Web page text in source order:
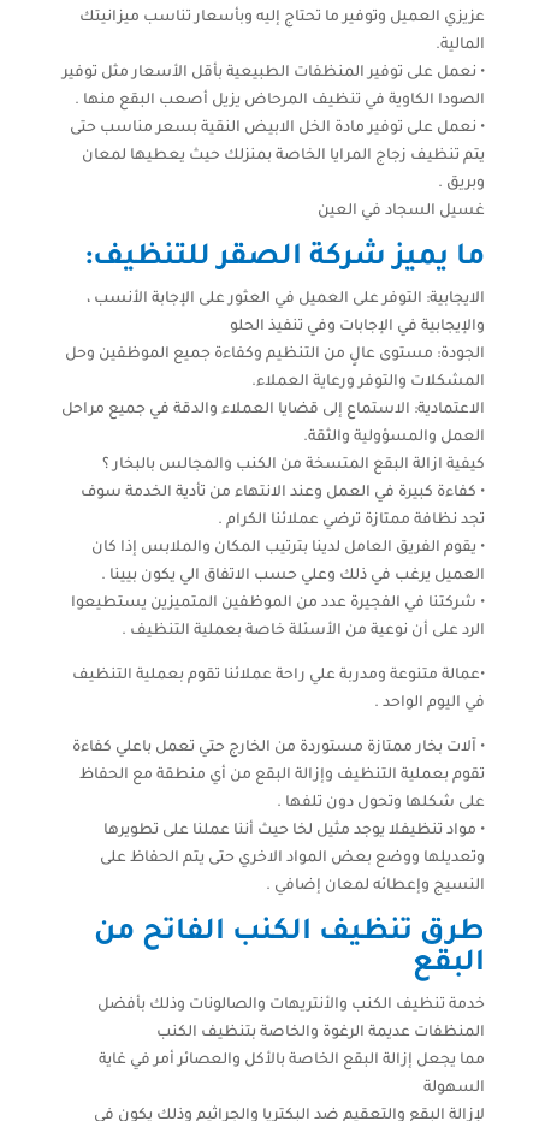
عزيزي العميل وتوفير ما تحتاج إليه وبأسعار تناسب ميزانيتك
المالية.
• نعمل على توفير المنظفات الطبيعية بأقل الأسعار مثل توفير
الصودا الكاوية في تنظيف المرحاض يزيل أصعب البقع منها .
• نعمل على توفير مادة الخل الابيض النقية بسعر مناسب حتى
يتم تنظيف زجاج المرايا الخاصة بمنزلك حيث يعطيها لمعان
وبريق .
غسيل السجاد في العين
ما يميز شركة الصقر للتنظيف:
الايجابية: التوفر على العميل في العثور على الإجابة الأنسب ،
والإيجابية في الإجابات وفي تنفيذ الحلو
الجودة: مستوى عالٍ من التنظيم وكفاءة جميع الموظفين وحل
المشكلات والتوفر ورعاية العملاء.
الاعتمادية: الاستماع إلى قضايا العملاء والدقة في جميع مراحل
العمل والمسؤولية والثقة.
كيفية ازالة البقع المتسخة من الكنب والمجالس بالبخار ؟
• كفاءة كبيرة في العمل وعند الانتهاء من تأدية الخدمة سوف
تجد نظافة ممتازة ترضي عملائنا الكرام .
• يقوم الفريق العامل لدينا بترتيب المكان والملابس إذا كان
العميل يرغب في ذلك وعلي حسب الاتفاق الي يكون بيينا .
• شركتنا في الفجيرة عدد من الموظفين المتميزين يستطيعوا
الرد على أن نوعية من الأسئلة خاصة بعملية التنظيف .
•عمالة متنوعة ومدربة علي راحة عملائنا تقوم بعملية التنظيف
في اليوم الواحد .
• آلات بخار ممتازة مستوردة من الخارج حتي تعمل باعلي كفاءة
تقوم بعملية التنظيف وإزالة البقع من أي منطقة مع الحفاظ
على شكلها وتحول دون تلفها .
• مواد تنظيفلا يوجد مثيل لخا حيث أننا عملنا على تطويرها
وتعديلها ووضع بعض المواد الاخري حتى يتم الحفاظ على
النسيج وإعطائه لمعان إضافي .
طرق تنظيف الكنب الفاتح من
البقع
خدمة تنظيف الكنب والأنتريهات والصالونات وذلك بأفضل
المنظفات عديمة الرغوة والخاصة بتنظيف الكنب
مما يجعل إزالة البقع الخاصة بالأكل والعصائر أمر في غاية
السهولة
لإزالة البقع والتعقيم ضد البكتريا والجراثيم وذلك يكون في